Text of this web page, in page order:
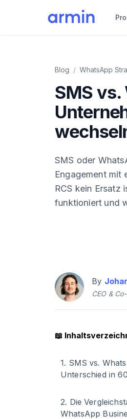
Blog / WhatsApp
SMS vs.
SMS oder
Engagement mit
RCS kein Ersatz
funktioniert und
By
CEO &
📖
1. SMS vs.
Unterschied in
2. Die
WhatsApp